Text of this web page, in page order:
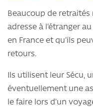
Beaucoup de retraités
adresse à l’étranger
en France et qu’ils
retours.
Ils utilisent leur Sécu,
éventuellement une
le faire lors d’un